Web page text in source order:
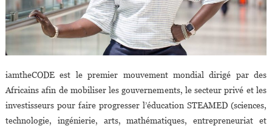
iamtheCODE est le premier mouvement mondial dirigé par des
Africains afin de mobiliser les gouvernements, le secteur privé et les
investisseurs pour faire progresser l’éducation STEAMED (sciences,
technologie, ingénierie, arts, mathématiques, entrepreneuriat et